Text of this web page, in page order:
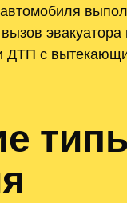
ДТП с